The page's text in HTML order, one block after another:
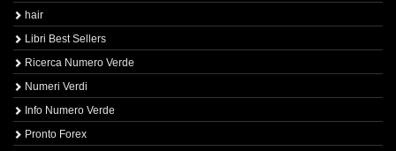
hair
Libri Best Sellers
Ricerca Numero Verde
Numeri Verdi
Info Numero Verde
Pronto Forex